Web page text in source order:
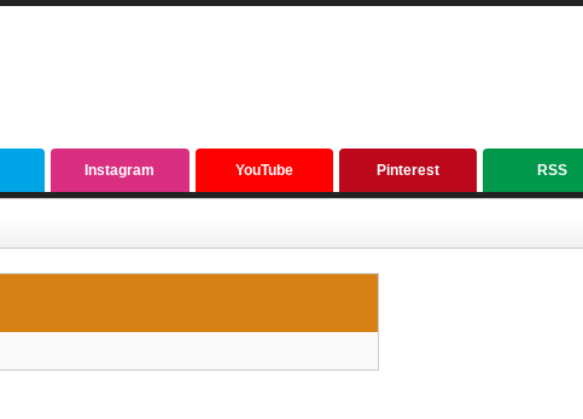
Instagram YouTube Pinterest RSS